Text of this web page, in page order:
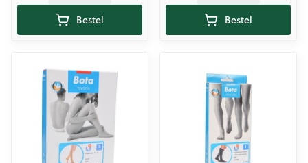
Bestel Bestel